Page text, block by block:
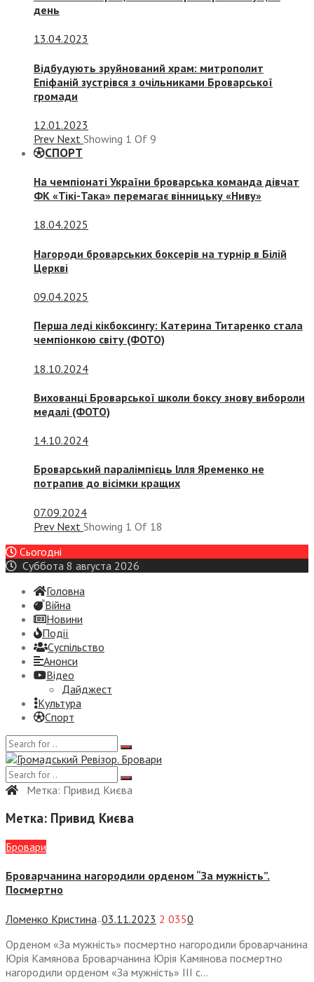
день
13.04.2023
Відбудують зруйнований храм: митрополит
Епіфаній зустрівся з очільниками Броварської
громади
12.01.2023
Prev Next Showing 1 Of 9
СПОРТ
На чемпіонаті України броварська команда дівчат
ФК «Тікі-Така» перемагає вінницьку «Ниву»
18.04.2025
Нагороди броварських боксерів на турнір в Білій
Церкві
09.04.2025
Перша леді кікбоксингу: Катерина Титаренко стала
чемпіонкою світу (ФОТО)
18.10.2024
Вихованці Броварської школи боксу знову вибороли
медалі (ФОТО)
14.10.2024
Броварський паралімпієць Ілля Яременко не
потрапив до вісімки кращих
07.09.2024
Prev Next Showing 1 Of 18
Сьогодні
Суббота 8 августа 2026
Головна
Війна
Новини
Події
Суспiльство
Анонси
Відео
Дайджест
Культура
Спорт
Метка: Привид Києва
Метка: Привид Києва
Бровари
Броварчанина нагородили орденом “За мужність”.
Посмертно
Ломенко Кристина —03.11.2023 2 0350
Орденом «За мужність» посмертно нагородили броварчанина
Юрія Камянова Броварчанина Юрія Камянова посмертно
нагородили орденом «За мужність» ІІІ с...